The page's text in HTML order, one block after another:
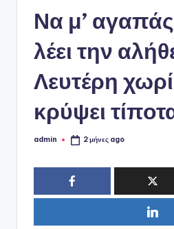
Να μ’
λέει την
Λευτέρη
κρύψει
Συγγραφέας:
admin 2 μήνες ago